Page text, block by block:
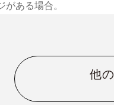
ある場合。
他